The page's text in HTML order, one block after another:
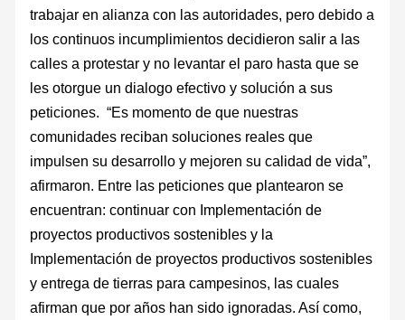
trabajar en alianza con las autoridades, pero debido a
los continuos incumplimientos decidieron salir a las
calles a protestar y no levantar el paro hasta que se
les otorgue un dialogo efectivo y solución a sus
peticiones. “Es momento de que nuestras
comunidades reciban soluciones reales que
impulsen su desarrollo y mejoren su calidad de vida”,
afirmaron. Entre las peticiones que plantearon se
encuentran: continuar con Implementación de
proyectos productivos sostenibles y la
Implementación de proyectos productivos sostenibles
y entrega de tierras para campesinos, las cuales
afirman que por años han sido ignoradas. Así como,